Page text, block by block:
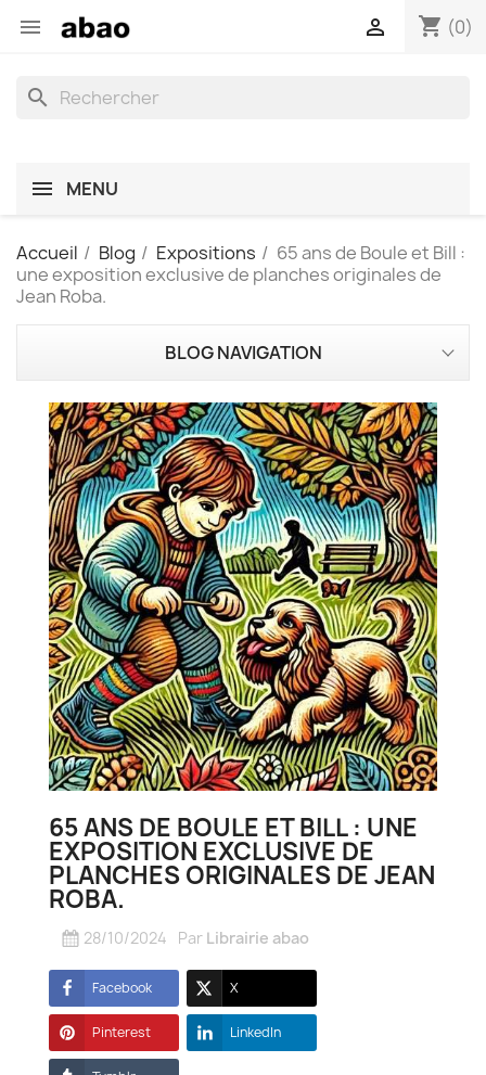
 shopping_cart (0)

search
MENU
Accueil Blog Expositions
65 ans de Boule et Bill :
une exposition exclusive de planches originales de
Jean Roba.
BLOG NAVIGATION
65 ANS DE BOULE ET BILL : UNE
EXPOSITION EXCLUSIVE DE
PLANCHES ORIGINALES DE JEAN
ROBA.
28/10/2024 Par Librairie abao
Facebook X
Pinterest LinkedIn